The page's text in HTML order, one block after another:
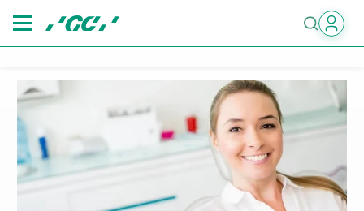
main
第6回国際歯科シン
2026年10月3日(土)～4日(日)
もっと見る